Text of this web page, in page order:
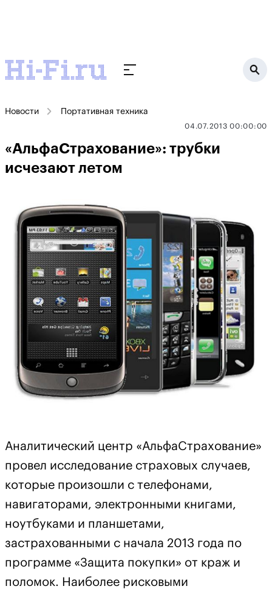
Новости Портативная техника
04.07.2013 00:00:00
«АльфаСтрахование»: трубки
исчезают летом
Аналитический центр «АльфаСтрахование»
провел исследование страховых случаев,
которые произошли с телефонами,
навигаторами, электронными книгами,
ноутбуками и планшетами,
застрахованными с начала 2013 года по
программе «Защита покупки» от краж и
поломок. Наиболее рисковыми